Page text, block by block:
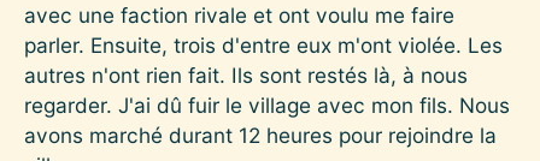
avec une faction rivale et ont voulu me faire
parler. Ensuite, trois d'entre eux m'ont violée. Les
autres n'ont rien fait. Ils sont restés là, à nous
regarder. J'ai dû fuir le village avec mon fils. Nous
avons marché durant 12 heures pour rejoindre la